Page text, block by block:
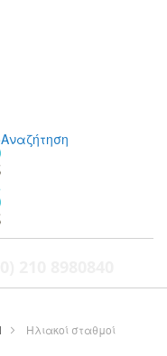
Αναζήτηση
Ηλιακοί σταθμοί